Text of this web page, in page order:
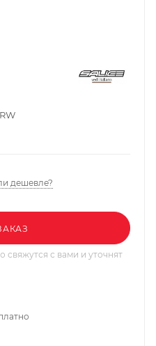
дешевле?
с вами и уточнят